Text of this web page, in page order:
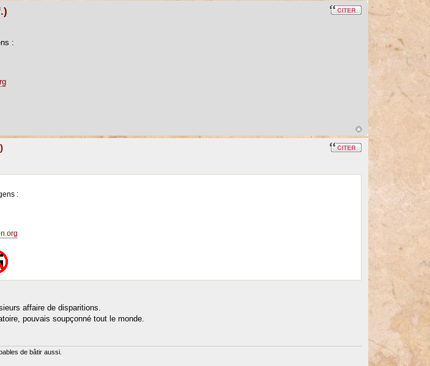
:
:
affaire de disparitions.
pouvais soupçonné tout le monde.
de bâtir aussi.